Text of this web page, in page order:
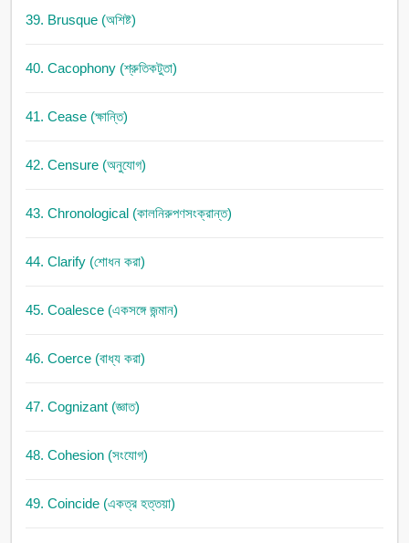
39. Brusque (অশিষ্ট)
40. Cacophony (শ্রুতিকটুতা)
41. Cease (ক্ষান্তি)
42. Censure (অনুযোগ)
43. Chronological (কালনিরুপণসংক্রান্ত)
44. Clarify (শোধন করা)
45. Coalesce (একসঙ্গে জন্মান)
46. Coerce (বাধ্য করা)
47. Cognizant (জ্ঞাত)
48. Cohesion (সংযোগ)
49. Coincide (একত্র হত্তয়া)